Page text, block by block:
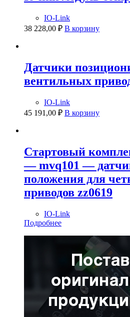
IO-Link
38 228,00 ₽ В корзину
Датчики
вентильных
IO-Link
45 191,00 ₽ В корзину
Стартовый
— mvq101 —
положения для
приводов zz0619
IO-Link
Подробнее